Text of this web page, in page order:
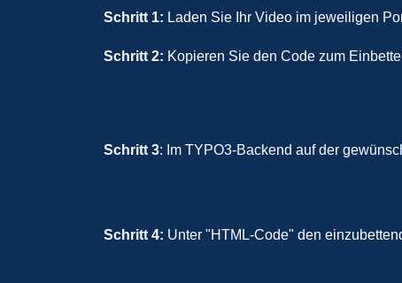
Schritt 1: Laden Sie Ihr Video im jeweiligen
Schritt 2: Kopieren Sie den Code zum
Schritt 3: Im TYPO3-Backend auf der
Schritt 4: Unter "HTML-Code" den